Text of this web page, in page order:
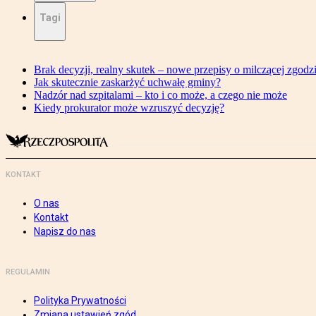
Tagi
Brak decyzji, realny skutek – nowe przepisy o milczącej
Jak skutecznie zaskarżyć uchwałę gminy?
Nadzór nad szpitalami – kto i co może, a czego nie może
Kiedy prokurator może wzruszyć decyzję?
KONTAKT
O nas
Kontakt
Napisz do nas
REGULAMIN
Polityka Prywatności